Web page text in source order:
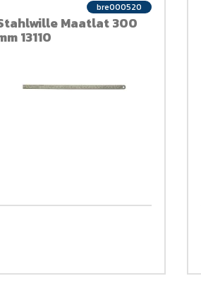
Maatlat 300
13110
bre000520